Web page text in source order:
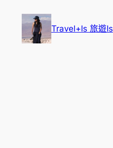
Travel+Is 旅遊Is